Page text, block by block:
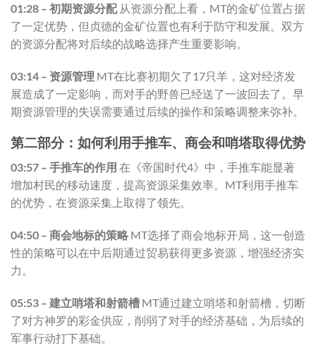
01:28 – 初期资源分配从资源分配上看，MT的金矿位置占据
了一定优势，但贞德的金矿位置也有利于防守和发展。双方
的资源分配将对后续的战略选择产生重要影响。
03:14 – 资源管理 MT在比赛初期欠了17只羊，这对经济发
展造成了一定影响，而对手的野兽已经送了一波回去了。早
期资源管理的失误需要通过后续的操作和策略调整来弥补。
第二部分：如何利用手推车、商会和哨塔取得优势
03:57 – 手推车的作用 在《帝国时代4》中，手推车能显著
增加村民的移动速度，提高资源采集效率。MT利用手推车
的优势，在资源采集上取得了领先。
04:50 – 商会地标的策略 MT选择了商会地标开局，这一创造
性的策略可以在中后期通过贸易获得更多资源，增强经济实
力。
05:53 – 建立哨塔和射箭槽 MT通过建立哨塔和射箭槽，切断
了对方神罗的彩金供应，削弱了对手的经济基础，为后续的
军事行动打下基础。